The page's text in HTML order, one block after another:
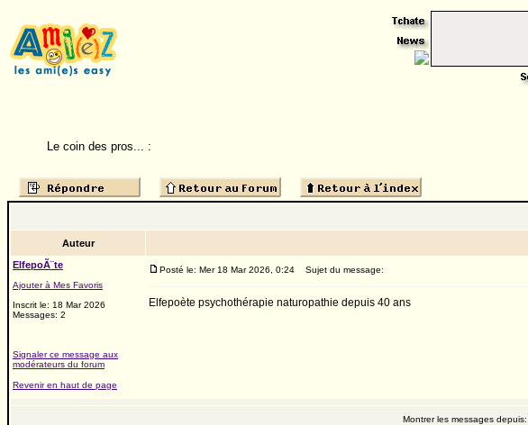
Le coin des pros... :
Auteur
ElfepoÃ¨te
Ajouter à Mes Favoris
Inscrit le: 18 Mar 2026
Messages: 2
Signaler ce message aux
modérateurs du forum
Posté le: Mer 18 Mar 2026, 0:24 Sujet du message:
Elfepoète psychothérapie naturopathie depuis 40 ans
Revenir en haut de page
Montrer les messages depuis: